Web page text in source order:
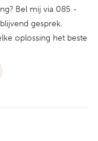
Bel mij via 085 -
gesprek.
oplossing het beste